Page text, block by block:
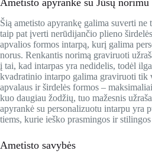
Ametisto apyrankė su Jūsų norimu
Šią ametisto apyrankę galima suverti
taip pat įverti nerūdijančio plieno
apvalios formos intarpą, kurį galima
norus. Renkantis norimą graviruoti
į tai, kad intarpas yra nedidelis, todėl
kvadratinio intarpo galima graviruoti tik
apvalaus ir širdelės formos –
kuo daugiau žodžių, tuo mažesnis
apyrankė su personalizuotu intarpu yra
tiems, kurie ieško prasmingos ir
Ametisto savybės